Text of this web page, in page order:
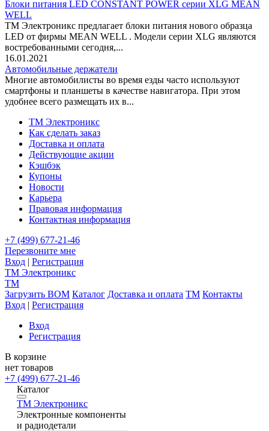
Блоки питания LED CONSTANT POWER серии XLG MEAN
WELL
ТМ Электроникс предлагает блоки питания нового образца
LED от фирмы MEAN WELL . Модели серии XLG являются
востребованными сегодня,...
16.01.2021
Автомобильные держатели
Многие автомобилисты во время езды часто используют
смартфоны и планшеты в качестве навигатора. При этом
удобнее всего размещать их в...
TM Электроникс
Как сделать заказ
Доставка и оплата
Действующие акции
Кэшбэк
Купоны
Новости
Карьера
Правовая информация
Контактная информация
+7 (499) 677-21-46
Перезвоните мне
Вход | Регистрация
TM Электроникс
TM
Загрузить BOM Каталог Доставка и оплата TM Контакты
Вход | Регистрация
Вход
Регистрация
В корзине
нет товаров
+7 (499) 677-21-46
Каталог
TM Электроникс
Электронные компоненты
и радиодетали